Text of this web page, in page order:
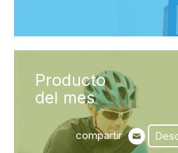
Producto
del mes
compartir